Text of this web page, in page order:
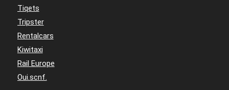
Tiqets
Tripster
Rentalcars
Kiwitaxi
Rail Europe
Oui.scnf.